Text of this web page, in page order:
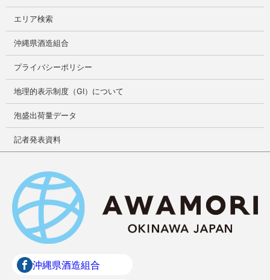
エリア検索
沖縄県酒造組合
プライバシーポリシー
地理的表示制度（GI）について
泡盛出荷量データ
記者発表資料
沖縄県酒造組合